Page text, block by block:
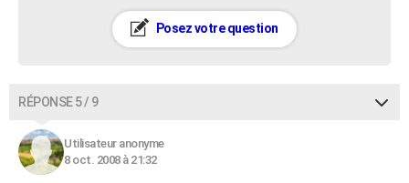
Posez votre question
RÉPONSE 5 / 9
Utilisateur anonyme
8 oct. 2008 à 21:32